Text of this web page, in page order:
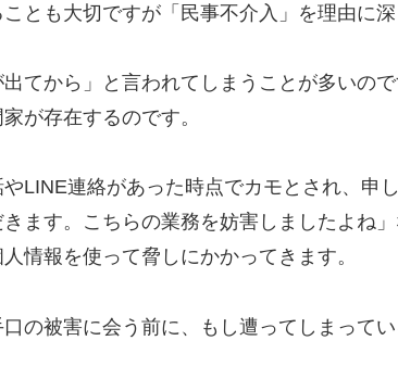
とも大切ですが「民事不介入」を理由に
出てから」と言われてしまうことが多いの
が存在するのです。
LINE連絡があった時点でカモとされ、申
ます。こちらの業務を妨害しましたよね
情報を使って脅しにかかってきます。
の被害に会う前に、もし遭ってしまって